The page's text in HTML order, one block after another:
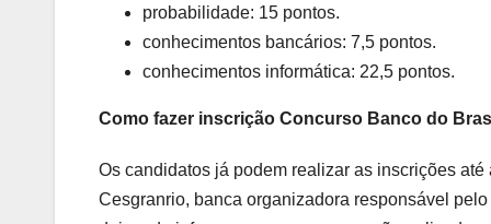
probabilidade: 15 pontos.
conhecimentos bancários: 7,5 pontos.
conhecimentos informática: 22,5 pontos.
Como fazer inscrição Concurso Banco do
Os candidatos já podem realizar as inscrições
Cesgranrio, banca organizadora responsável